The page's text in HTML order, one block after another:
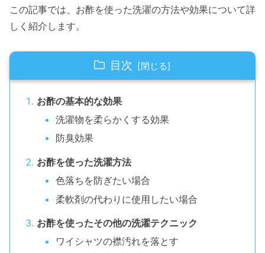
この記事では、お酢を使った洗濯の方法や効果について詳
しく紹介します。
目次
お酢の基本的な効果
洗濯物を柔らかくする効果
防臭効果
お酢を使った洗濯方法
色落ちを防ぎたい場合
柔軟剤の代わりに使用したい場合
お酢を使ったその他の洗濯テクニック
ワイシャツの襟汚れを落とす